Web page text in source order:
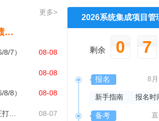
更多>
2026年上半年系统集成项目管理工程师成绩考后多久公布？
7） 08-08
08-08
8） 08-08
08-07
2026系统集成项目管
剩余 0 7
报名 8
新手指南 报名时
备考